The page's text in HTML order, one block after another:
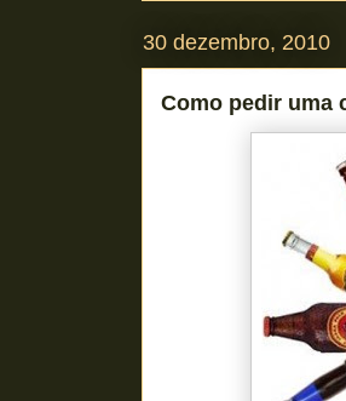
30 dezembro, 2010
Como pedir uma